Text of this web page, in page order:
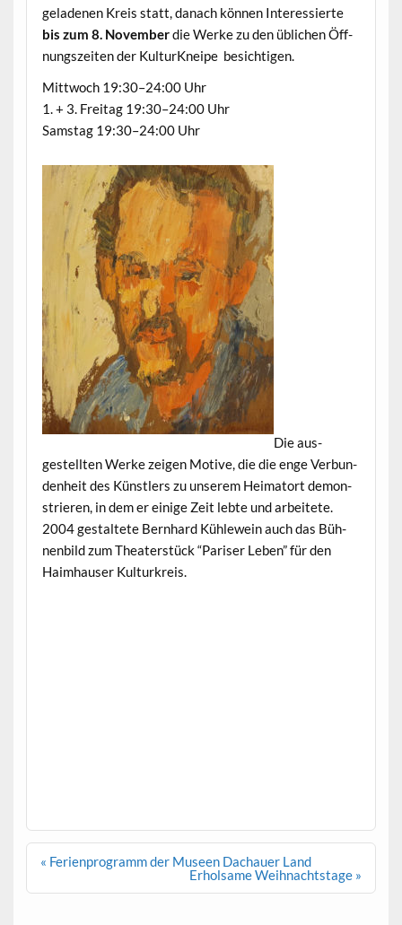
gelade­nen Kreis statt, danach kön­nen Inter­essierte
bis zum 8. Novem­berdie Werke zu den üblichen Öff­
nungszeit­en der Kul­turKneipe besichtigen.
Mittwoch 19:30–24:00 Uhr
1. + 3. Fre­itag 19:30–24:00 Uhr
Sam­stag 19:30–24:00 Uhr
Die aus­
gestell­ten Werke zeigen Motive, die die enge Ver­bun­
den­heit des Kün­stlers zu unserem Heima­tort demon­
stri­eren, in dem er einige Zeit lebte und arbeit­ete.
2004 gestal­tete Bern­hard Küh­lewein auch das Büh­
nen­bild zum The­ater­stück “Paris­er Leben” für den
Haimhauser Kulturkreis.
Beitragsnavigation
« Ferienprogramm der Museen Dachauer Land
Erholsame Weihnachtstage »